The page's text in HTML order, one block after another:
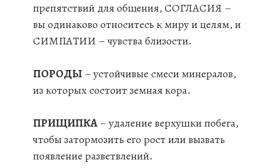
препятствий для общения, СОГЛАСИЯ –
вы одинаково относитесь к миру и целям, и
СИМПАТИИ – чувства близости.
ПОРОДЫ – устойчивые смеси минералов,
из которых состоит земная кора.
ПРИЩИПКА– удаление верхушки побега,
чтобы затормозить его рост или вызвать
появление разветвлений.